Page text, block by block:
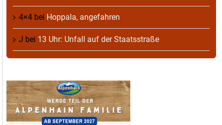
4×4 bei Hoppala, angefahren
J bei 13 Uhr: Unfall auf der Staatsstraße